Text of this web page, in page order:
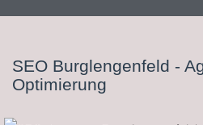
SEO Burglengenfeld -
Optimierung